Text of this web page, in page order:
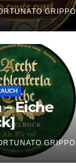
GRIPPO
Eiche
GRIPPO